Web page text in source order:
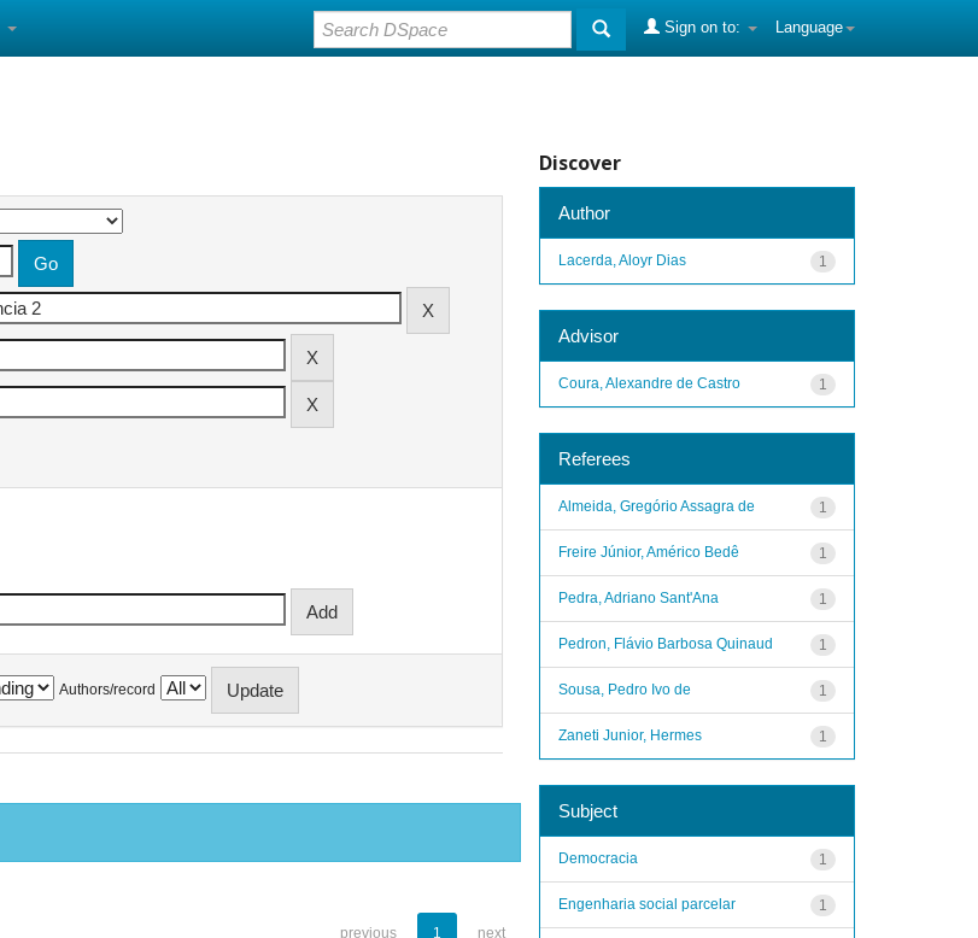
Language
Sign on to:
Authors/record
previous 1 next
Discover
Author
1
Lacerda, Aloyr Dias
Advisor
1
Coura, Alexandre de Castro
Referees
1
Almeida, Gregório Assagra de
1
Freire Júnior, Américo Bedê
1
Pedra, Adriano Sant'Ana
1
Pedron, Flávio Barbosa Quinaud
1
Sousa, Pedro Ivo de
1
Zaneti Junior, Hermes
Subject
1
Democracia
1
Engenharia social parcelar